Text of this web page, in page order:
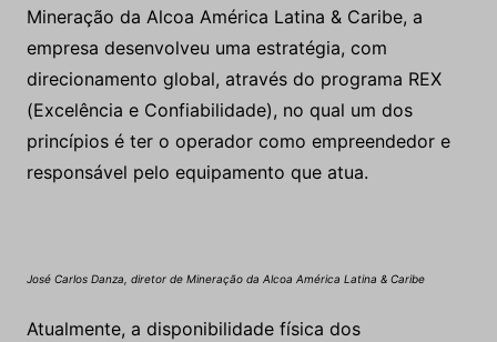
Mineração da Alcoa América Latina & Caribe, a
empresa desenvolveu uma estratégia, com
direcionamento global, através do programa REX
(Excelência e Confiabilidade), no qual um dos
princípios é ter o operador como empreendedor e
responsável pelo equipamento que atua.
José Carlos Danza, diretor de Mineração da Alcoa América Latina & Caribe
Atualmente, a disponibilidade física dos